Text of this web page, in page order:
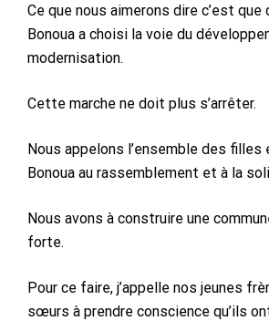
Ce que nous aimerons dire c’est que
Bonoua a choisi la voie du
modernisation.
Cette marche ne doit plus s’arrêter.
Nous appelons l’ensemble des
Bonoua au rassemblement et à la
Nous avons à construire une
forte.
Pour ce faire, j’appelle nos jeunes
sœurs à prendre conscience qu’ils